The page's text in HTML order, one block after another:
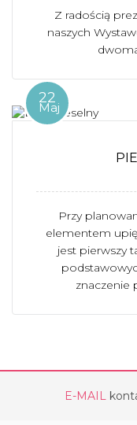
Z radością
naszych
22
Maj
Przy
elementem
jest pierwszy
znaczenie
E-MAIL